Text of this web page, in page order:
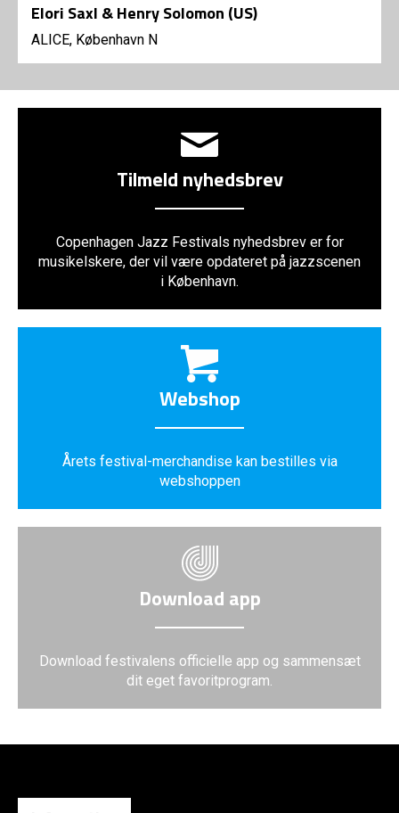
Elori Saxl & Henry Solomon (US)
ALICE, København N
Tilmeld nyhedsbrev
Copenhagen Jazz Festivals nyhedsbrev er for
musikelskere, der vil være opdateret på jazzscenen
i København.
Webshop
Årets festival-merchandise kan bestilles via
webshoppen
Download app
Download festivalens officielle app og sammensæt
dit eget favoritprogram.